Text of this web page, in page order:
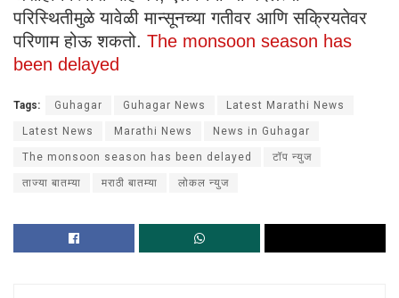
परिस्थितीमुळे यावेळी मान्सूनच्या गतीवर आणि सक्रियतेवर
परिणाम होऊ शकतो. The monsoon season has
been delayed
Tags: Guhagar Guhagar News Latest Marathi News
Latest News Marathi News News in Guhagar
The monsoon season has been delayed टॉप न्युज
ताज्या बातम्या मराठी बातम्या लोकल न्युज